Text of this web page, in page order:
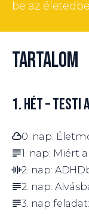
be az
TARTALOM
1. HÉT – TESTI
0. nap:
1. nap: Miért
2. nap:
2. nap: